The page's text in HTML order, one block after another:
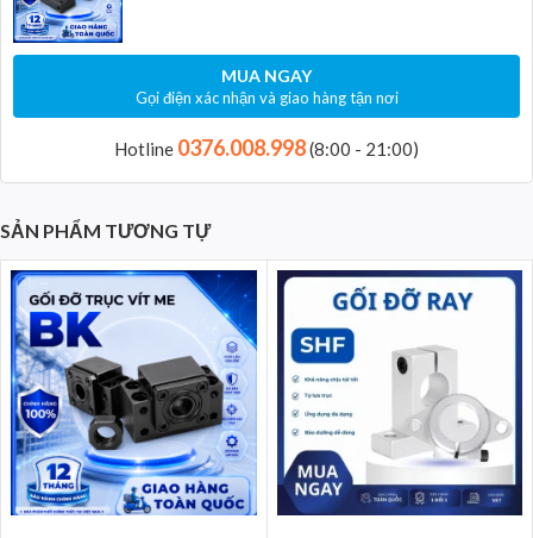
MUA NGAY
Gọi điện xác nhận và giao hàng tận nơi
Hotline 0376.008.998(8:00 - 21:00)
SẢN PHẨM TƯƠNG TỰ